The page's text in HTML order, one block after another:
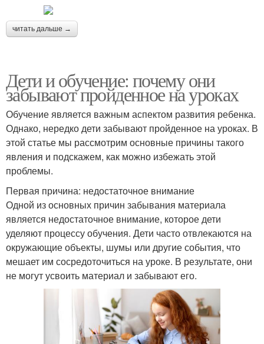
читать дальше →
Дети и обучение: почему они
забывают пройденное на уроках
Обучение является важным аспектом развития ребенка.
Однако, нередко дети забывают пройденное на уроках. В
этой статье мы рассмотрим основные причины такого
явления и подскажем, как можно избежать этой
проблемы.
Первая причина: недостаточное внимание
Одной из основных причин забывания материала
является недостаточное внимание, которое дети
уделяют процессу обучения. Дети часто отвлекаются на
окружающие объекты, шумы или другие события, что
мешает им сосредоточиться на уроке. В результате, они
не могут усвоить материал и забывают его.